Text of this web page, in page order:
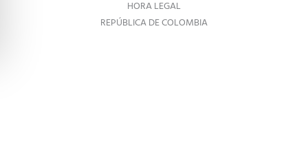
HORA LEGAL
REPÚBLICA DE COLOMBIA